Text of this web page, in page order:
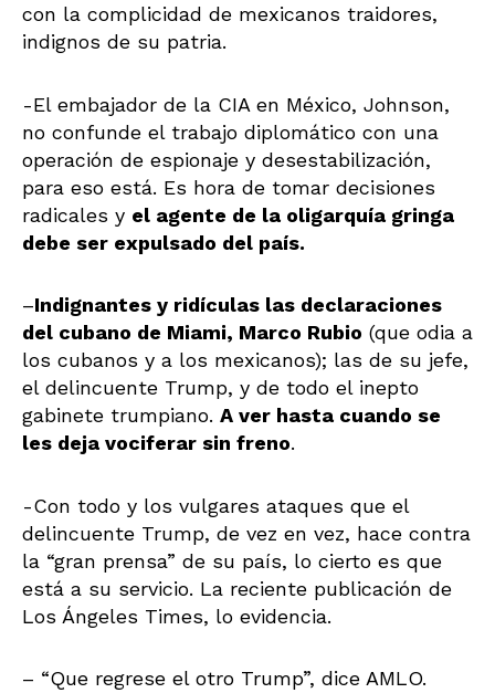
con la complicidad de mexicanos traidores,
indignos de su patria.
-El embajador de la CIA en México, Johnson,
no confunde el trabajo diplomático con una
operación de espionaje y desestabilización,
para eso está. Es hora de tomar decisiones
radicales y el agente de la oligarquía gringa
debe ser expulsado del país.
–Indignantes y ridículas las declaraciones
del cubano de Miami, Marco Rubio (que odia a
los cubanos y a los mexicanos); las de su jefe,
el delincuente Trump, y de todo el inepto
gabinete trumpiano. A ver hasta cuando se
les deja vociferar sin freno.
-Con todo y los vulgares ataques que el
delincuente Trump, de vez en vez, hace contra
la “gran prensa” de su país, lo cierto es que
está a su servicio. La reciente publicación de
Los Ángeles Times, lo evidencia.
– “Que regrese el otro Trump”, dice AMLO.